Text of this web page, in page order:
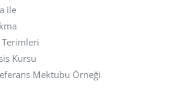
ile
Kursu
Mektubu Örneği